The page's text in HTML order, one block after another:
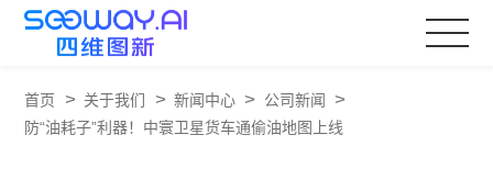
首页 > 关于我们 > 新闻中心 > 公司新闻 >
防“油耗子”利器！中寰卫星货车通偷油地图上线